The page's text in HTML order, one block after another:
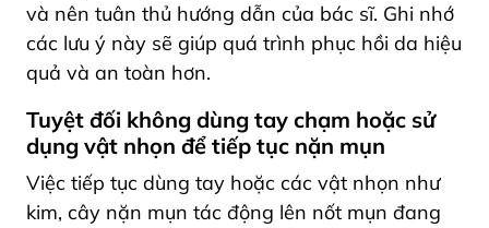
và nên tuân thủ hướng dẫn của bác sĩ. Ghi nhớ
các lưu ý này sẽ giúp quá trình phục hồi da hiệu
quả và an toàn hơn.
Tuyệt đối không dùng tay chạm hoặc sử
dụng vật nhọn để tiếp tục nặn mụn
Việc tiếp tục dùng tay hoặc các vật nhọn như
kim, cây nặn mụn tác động lên nốt mụn đang